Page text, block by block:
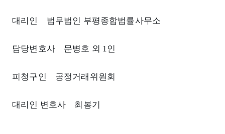
대리인 법무법인 부평종합법률사무소
담당변호사 문병호 외 1인
피청구인 공정거래위원회
대리인 변호사 최봉기